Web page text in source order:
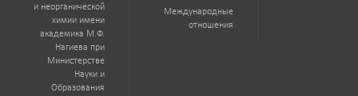
и неорганической
химии имени
академика М.Ф.
Нагиева при
Министерстве
Науки и
Образования
Международные
отношения